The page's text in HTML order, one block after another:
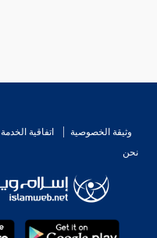
وثيقة الخصوصية اتفاقية الخدمة
نحن